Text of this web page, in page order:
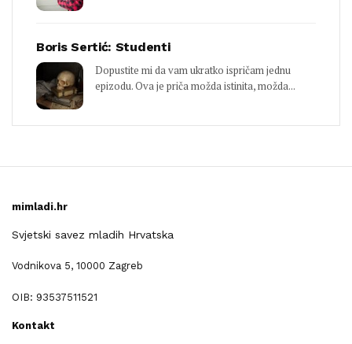
Boris Sertić: Studenti
Dopustite mi da vam ukratko ispričam jednu
epizodu. Ova je priča možda istinita, možda...
mimladi.hr
Svjetski savez mladih Hrvatska
Vodnikova 5, 10000 Zagreb
OIB: 93537511521
Kontakt